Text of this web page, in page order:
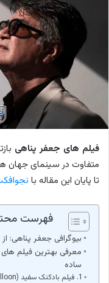
فیلم های جعفر پناهی
متفاوت در سینمای جهان
تا پایان این مقاله با
فهرست
بیوگرافی جعفر پناهی:
معرفی بهترین فیلم
ساده